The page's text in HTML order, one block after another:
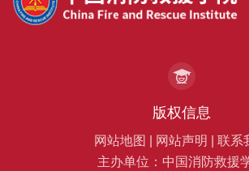
版权信息
网站地图 网站声明
联系
主办单位：中国消防救援